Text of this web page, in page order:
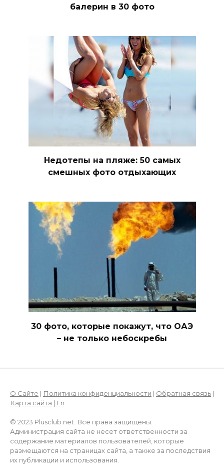
балерин в 30 фото
Недотепы на пляже: 50 самых
смешных фото отдыхающих
30 фото, которые покажут, что ОАЭ
– не только небоскребы
О Сайте | Политика конфиденциальности | Обратная связь |
Карта сайта | En
© 2023 Plusclub.net. Все права защищены.
Администрация сайта не несет ответственности за
содержание материалов пользователей, которые
размещаются на страницах сайта, а также за последствия
их публикации и использования.